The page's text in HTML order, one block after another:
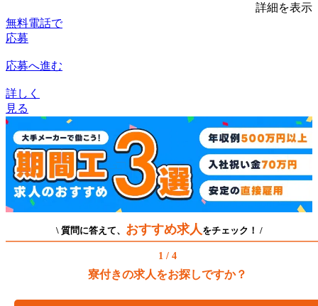
詳細を表示
無料電話で
応募
応募へ進む
詳しく
見る
\ 質問に答えて、 おすすめ求人 をチェック！ /
1 / 4
寮付きの求人をお探しですか？